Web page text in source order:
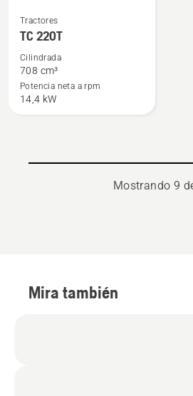
Ver
más
sobre
TC 220T
Tractores
TC 220T
Cilindrada
708 cm³
Potencia neta a rpm
14,4 kW
Mostrando 9
Mira también